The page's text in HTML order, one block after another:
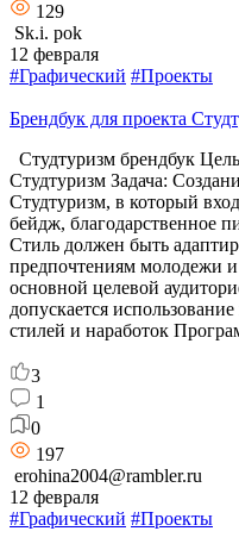
129
Sk.i. pok
12 февраля
#Графический #Проекты
Брендбук для проекта
Студтуризм брендбук
Студтуризм Задача:
Студтуризм, в который
бейдж, благодарственное
Стиль должен быть
предпочтениям молодежи и
основной целевой
допускается
стилей и наработок
3
1
0
197
erohina2004@rambler.ru
12 февраля
#Графический #Проекты